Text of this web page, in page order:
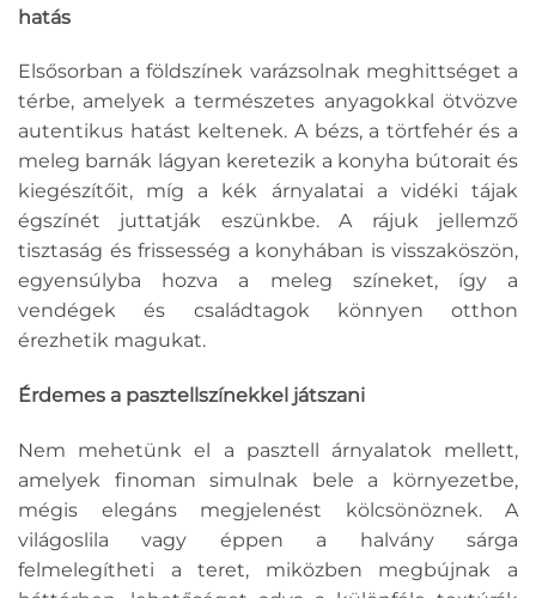
hatás
Elsősorban a földszínek varázsolnak meghittséget a
térbe, amelyek a természetes anyagokkal ötvözve
autentikus hatást keltenek. A bézs, a törtfehér és a
meleg barnák lágyan keretezik a konyha bútorait és
kiegészítőit, míg a kék árnyalatai a vidéki tájak
égszínét juttatják eszünkbe. A rájuk jellemző
tisztaság és frissesség a konyhában is visszaköszön,
egyensúlyba hozva a meleg színeket, így a
vendégek és családtagok könnyen otthon
érezhetik magukat.
Érdemes a pasztellszínekkel játszani
Nem mehetünk el a pasztell árnyalatok mellett,
amelyek finoman simulnak bele a környezetbe,
mégis elegáns megjelenést kölcsönöznek. A
világoslila vagy éppen a halvány sárga
felmelegítheti a teret, miközben megbújnak a